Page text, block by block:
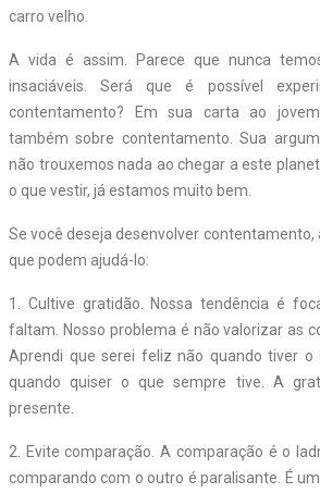
carro velho.
A vida é assim. Parece que nunca
insaciáveis. Será que é possível
contentamento? Em sua carta ao
também sobre contentamento. Sua
não trouxemos nada ao chegar a este
o que vestir, já estamos muito bem.
Se você deseja desenvolver contentamento,
que podem ajudá-lo:
1. Cultive gratidão. Nossa tendência é
faltam. Nosso problema é não valorizar as
Aprendi que serei feliz não quando tiver o
quando quiser o que sempre tive. A
presente.
2. Evite comparação. A comparação é o
comparando com o outro é paralisante. É